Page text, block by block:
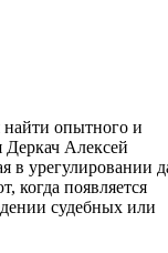
найти опытного и
Деркач Алексей
в урегулировании
когда появляется
судебных или